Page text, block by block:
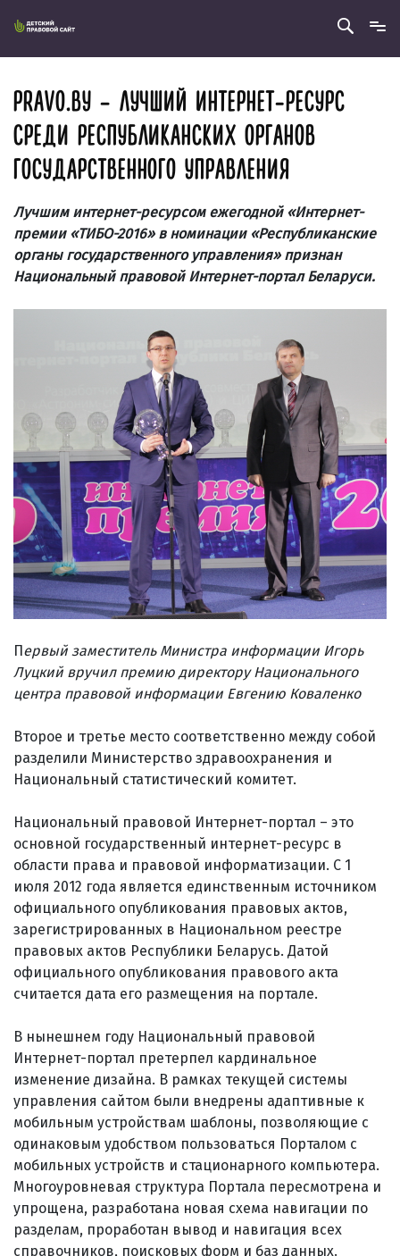
PRAVO.BY – ЛУЧШИЙ ИНТЕРНЕТ-РЕСУРС
СРЕДИ РЕСПУБЛИКАНСКИХ ОРГАНОВ
ГОСУДАРСТВЕННОГО УПРАВЛЕНИЯ
Лучшим интернет-ресурсом ежегодной «Интернет-
премии «ТИБО-2016» в номинации «Республиканские
органы государственного управления» признан
Национальный правовой Интернет-портал Беларуси.
П ервый заместитель Министра информации Игорь
Луцкий вручил премию директору Национального
центра правовой информации Евгению Коваленко
Второе и третье место соответственно между собой
разделили Министерство здравоохранения и
Национальный статистический комитет.
Национальный правовой Интернет-портал – это
основной государственный интернет-ресурс в
области права и правовой информатизации. С 1
июля 2012 года является единственным источником
официального опубликования правовых актов,
зарегистрированных в Национальном реестре
правовых актов Республики Беларусь. Датой
официального опубликования правового акта
считается дата его размещения на портале.
В нынешнем году Национальный правовой
Интернет-портал претерпел кардинальное
изменение дизайна. В рамках текущей системы
управления сайтом были внедрены адаптивные к
мобильным устройствам шаблоны, позволяющие с
одинаковым удобством пользоваться Порталом с
мобильных устройств и стационарного компьютера.
Многоуровневая структура Портала пересмотрена и
упрощена, разработана новая схема навигации по
разделам, проработан вывод и навигация всех
справочников, поисковых форм и баз данных.